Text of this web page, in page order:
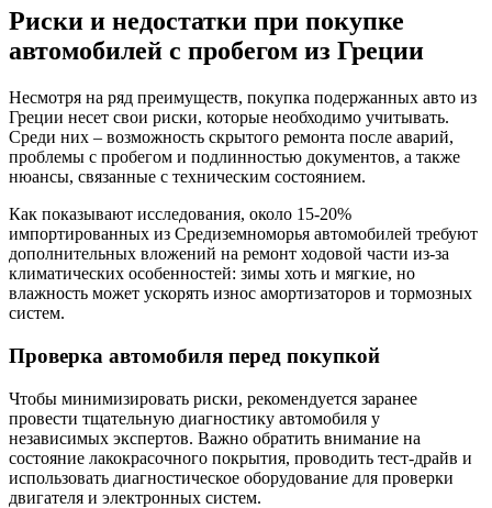
Риски и недостатки при покупке
автомобилей с пробегом из Греции
Несмотря на ряд преимуществ, покупка подержанных авто из
Греции несет свои риски, которые необходимо учитывать.
Среди них – возможность скрытого ремонта после аварий,
проблемы с пробегом и подлинностью документов, а также
нюансы, связанные с техническим состоянием.
Как показывают исследования, около 15-20%
импортированных из Средиземноморья автомобилей требуют
дополнительных вложений на ремонт ходовой части из-за
климатических особенностей: зимы хоть и мягкие, но
влажность может ускорять износ амортизаторов и тормозных
систем.
Проверка автомобиля перед покупкой
Чтобы минимизировать риски, рекомендуется заранее
провести тщательную диагностику автомобиля у
независимых экспертов. Важно обратить внимание на
состояние лакокрасочного покрытия, проводить тест-драйв и
использовать диагностическое оборудование для проверки
двигателя и электронных систем.